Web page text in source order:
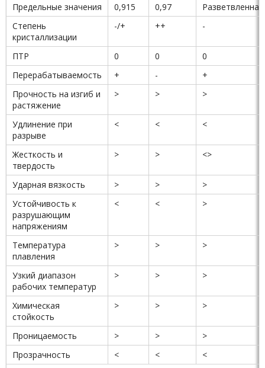
Предельные значения 0,915 0,97
Разветвленная
Степень
кристаллизации
-/+ ++ -
ПТР 0 0
0
Перерабатываемость
+ -
+
Прочность на изгиб и
растяжение
> > >
Удлинение при
разрыве
< < <
Жесткость и
твердость
> > <>
Ударная вязкость > >
>
Устойчивость к
разрушающим
напряжениям
< < >
Температура
плавления
> > >
Узкий диапазон
рабочих температур
> > >
Химическая
стойкость
> > >
Проницаемость > >
>
Прозрачность
< < <